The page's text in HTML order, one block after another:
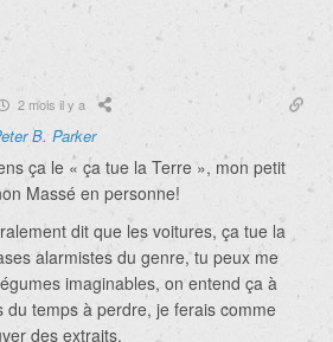
2 mois il y a
B. Parker
ça le « ça tue la Terre », mon petit
Massé en personne!
dit que les voitures, ça tue la
alarmistes du genre, tu peux me
imaginables, on entend ça à
du temps à perdre, je ferais comme
des extraits.